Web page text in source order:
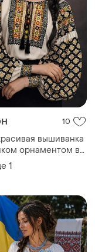
10
вышиванка
орнаментом в
1